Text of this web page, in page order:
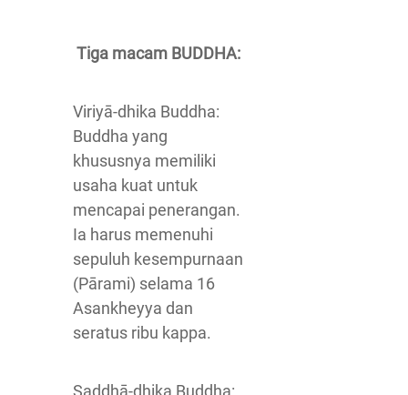
Tiga macam BUDDHA:
Viriyā-dhika Buddha:
Buddha yang
khususnya memiliki
usaha kuat untuk
mencapai penerangan.
Ia harus memenuhi
sepuluh kesempurnaan
(Pārami) selama 16
Asankheyya dan
seratus ribu kappa.
Saddhā-dhika Buddha: